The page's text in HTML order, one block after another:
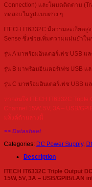
Connection) และโหมดติดตาม
ทดสอบในรูปแบบต่าง ๆ
ITECH IT6332C มีความละเอียด
Sense ซึ่งช่วยเพิ่มความแม่นยำใน
รุ่น A มาพร้อมอินเตอร์เฟซ USB แล
รุ่น B มาพร้อมอินเตอร์เฟซ USB แ
รุ่น C มาพร้อมอินเตอร์เฟซ USB แล
หากสนใจ ITECH IT6332C Triple
Channel 15W, 5V, 3A – USB/
มลิ้งค์ด้านล่างนี้
>> Datasheet
Categories: DC Power Supply,
Description
ITECH IT6332C Triple Output
15W, 5V, 3A – USB/GPIB/LAN